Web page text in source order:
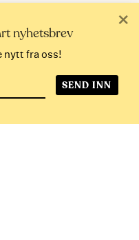
nyhetsbrev
nytt fra oss!
×